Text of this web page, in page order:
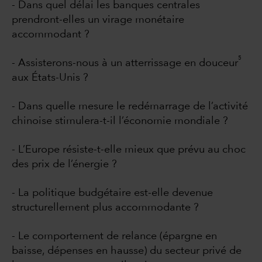
- Dans quel délai les banques centrales
prendront-elles un virage monétaire
accommodant ?
- Assisterons-nous à un atterrissage en douceur
5
aux États-Unis ?
- Dans quelle mesure le redémarrage de l’activité
chinoise stimulera-t-il l’économie mondiale ?
- L’Europe résiste-t-elle mieux que prévu au choc
des prix de l’énergie ?
- La politique budgétaire est-elle devenue
structurellement plus accommodante ?
- Le comportement de relance (épargne en
baisse, dépenses en hausse) du secteur privé de